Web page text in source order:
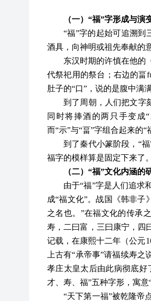
（一） “福”字形成与演
“福”字的起始可追溯到
酒具，向神明或祖先奉献的
东汉时期的许慎在他的
代祭祀用的祭台；右边的畐
肚子的“口”，说的是腹中满
到了周朝，人们把文字
同时将捧酒的两只手变成
而“示”与“畐”字组合起来的
到了秦代小篆阶段， “
福字的模样算是固定下来了
（二） “福”文化内涵的
由于“福”字是人们追求
成“福文化”。战国《韩非子
之名也。”在福文化的传承
寿，二曰富，三曰康宁，四
记载，在康熙十二年（公元
上古有“承帝事”请福续寿
孝庄太皇太后由此病彻底好
才、寿、福”五种字形，寓
“天下第一福”被乾隆帝